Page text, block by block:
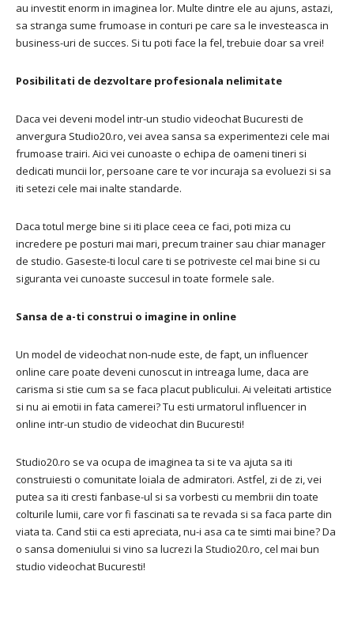
au investit enorm in imaginea lor. Multe dintre ele au ajuns, astazi,
sa stranga sume frumoase in conturi pe care sa le investeasca in
business-uri de succes. Si tu poti face la fel, trebuie doar sa vrei!
Posibilitati de dezvoltare profesionala nelimitate
Daca vei deveni model intr-un studio videochat Bucuresti de
anvergura Studio20.ro, vei avea sansa sa experimentezi cele mai
frumoase trairi. Aici vei cunoaste o echipa de oameni tineri si
dedicati muncii lor, persoane care te vor incuraja sa evoluezi si sa
iti setezi cele mai inalte standarde.
Daca totul merge bine si iti place ceea ce faci, poti miza cu
incredere pe posturi mai mari, precum trainer sau chiar manager
de studio. Gaseste-ti locul care ti se potriveste cel mai bine si cu
siguranta vei cunoaste succesul in toate formele sale.
Sansa de a-ti construi o imagine in online
Un model de videochat non-nude este, de fapt, un influencer
online care poate deveni cunoscut in intreaga lume, daca are
carisma si stie cum sa se faca placut publicului. Ai veleitati artistice
si nu ai emotii in fata camerei? Tu esti urmatorul influencer in
online intr-un studio de videochat din Bucuresti!
Studio20.ro se va ocupa de imaginea ta si te va ajuta sa iti
construiesti o comunitate loiala de admiratori. Astfel, zi de zi, vei
putea sa iti cresti fanbase-ul si sa vorbesti cu membrii din toate
colturile lumii, care vor fi fascinati sa te revada si sa faca parte din
viata ta. Cand stii ca esti apreciata, nu-i asa ca te simti mai bine? Da
o sansa domeniului si vino sa lucrezi la Studio20.ro, cel mai bun
studio videochat Bucuresti!